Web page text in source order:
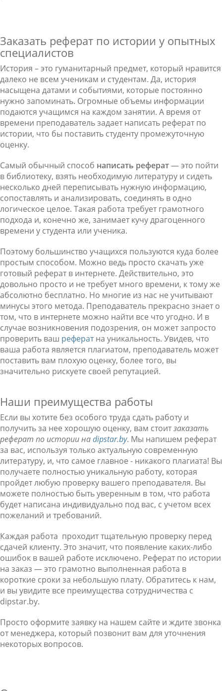
Заказать реферат по истории у опытных
специалистов
История – это гуманитарный предмет, который нравится
далеко не всем ученикам и студентам. Да, история
насыщена датами и событиями, которые постоянно
нужно запоминать. Огромные объемы информации
подаются учащимся на каждом занятии. А время от
времени преподаватель задает написать реферат по
истории, что бы поставить студенту промежуточную
оценку.
Самый обычный способ написать реферат— это пойти
в библиотеку, взять необходимую литературу и сидеть
несколько дней переписывать нужную информацию,
сопоставлять и анализировать, соединять в одно
логическое целое. Такая работа требует грамотного
подхода и, конечно же, занимает кучу драгоценного
времени у студента или ученика.
Поэтому большинство учащихся пользуются куда более
простым способом. Можно ведь просто скачать уже
готовый реферат в интернете. Действительно, это
довольно просто и не требует много времени, к тому же
абсолютно бесплатно. Но многие из нас не учитывают
минусы этого метода. Преподаватель прекрасно знает о
том, что в интернете можно найти все что угодно. И в
случае возникновения подозрения, он может запросто
проверить ваш рефератна уникальность. Увидев, что
ваша работа является плагиатом, преподаватель может
поставить вам плохую оценку, более того, вы
значительно рискуете своей репутацией.
Наши преимущества работы
Если вы хотите без особого труда сдать работу и
получить за нее хорошую оценку, вам стоитзаказать
реферат по истории наdipstar.by. Мы напишем реферат
за вас, используя только актуальную современную
литературу, и, что самое главное - никакого плагиата! Вы
получаете полностью уникальную работу, которая
пройдет любую проверку вашего преподавателя. Вы
можете полностью быть уверенным в том, что работа
будет написана индивидуально под вас, с учетом всех
пожеланий и требований.
Каждая работа проходит тщательную проверку перед
сдачей клиенту. Это значит, что появление каких-либо
ошибок в вашей работе исключено. Реферат по истории
на заказ — это грамотно выполненная работа в
короткие сроки за небольшую плату. Обратитесь к нам,
и вы увидите все преимущества сотрудничества с
dipstar.by.
Просто оформите заявку на нашем сайте и ждите звонка
от менеджера, который позвонит вам для уточнения
некоторых вопросов.